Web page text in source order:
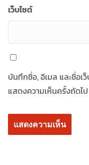
เว็บไซต์
บันทึกชื่อ, อีเมล และชื่อเ
แสดงความเห็นครั้งถัดไป